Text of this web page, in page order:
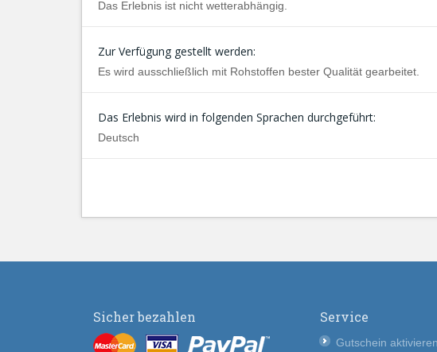
Das Erlebnis ist nicht wetterabhängig.
Zur Verfügung gestellt werden:
Es wird ausschließlich mit Rohstoffen bester Qualität gearbeitet.
Das Erlebnis wird in folgenden Sprachen durchgeführt:
Deutsch
Sicher bezahlen Service
Gutschein